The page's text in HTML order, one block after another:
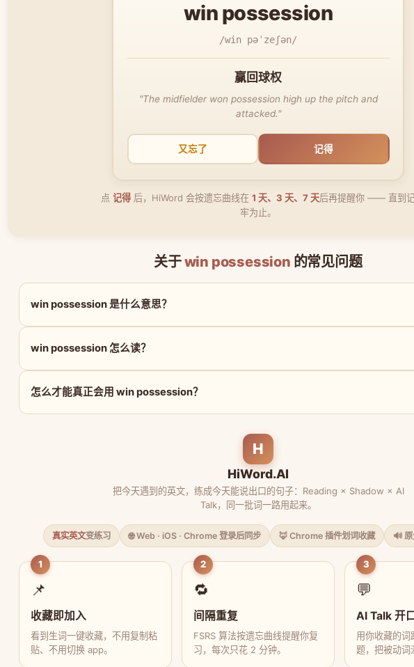
win possession
/win pəˈzeʃən/
赢回球权
"The midfielder won possession high up the pitch and
attacked."
又忘了 记得
点 记得 后，HiWord 会按遗忘曲线在 1 天、3 天、7 天后再提醒你 —— 直到
牢为止。
关于win possession 的常见问题
win possession 是什么意思？
win possession 怎么读？
怎么才能真正会用 win possession？
H
HiWord.AI
把今天遇到的英文，练成今天能说出口的句子：Reading × Shadow × AI
Talk，同一批词一路用起来。
真实英文变练习 🌐 Web · iOS · Chrome 登录后同步 🦊 Chrome 插件划词收藏 🔊
1
📌
收藏即加入
看到生词一键收藏，不用复制粘
贴、不用切换 app。
2
🔁
间隔重复
FSRS 算法按遗忘曲线提醒你复
习，每次只花 2 分钟。
3
💬
AI Talk 开
用你收藏的词
题，把被动词